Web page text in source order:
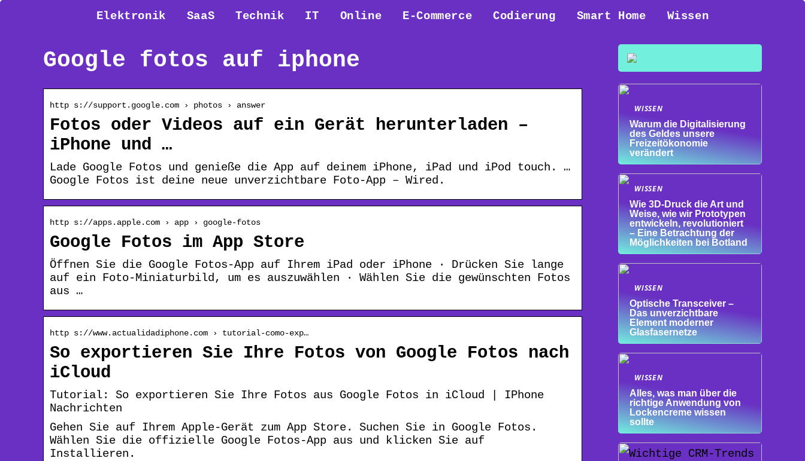
Elektronik SaaS Technik IT Online E-Commerce Codierung Smart Home Wissen
Google fotos auf iphone
http s://support.google.com › photos › answer
Fotos oder Videos auf ein Gerät herunterladen –
iPhone und …
Lade Google Fotos und genieße die App auf deinem iPhone, iPad und iPod touch. …
Google Fotos ist deine neue unverzichtbare Foto-App – Wired.
http s://apps.apple.com › app › google-fotos
Google Fotos im App Store
Öffnen Sie die Google Fotos-App auf Ihrem iPad oder iPhone · Drücken Sie lange
auf ein Foto-Miniaturbild, um es auszuwählen · Wählen Sie die gewünschten Fotos
aus …
http s://www.actualidadiphone.com › tutorial-como-exp…
So exportieren Sie Ihre Fotos von Google Fotos nach
iCloud
Tutorial: So exportieren Sie Ihre Fotos aus Google Fotos in iCloud | IPhone
Nachrichten
Gehen Sie auf Ihrem Apple-Gerät zum App Store. Suchen Sie in Google Fotos.
Wählen Sie die offizielle Google Fotos-App aus und klicken Sie auf
Installieren.
WISSEN
Warum die Digitalisierung
des Geldes unsere
Freizeitökonomie
verändert
WISSEN
Wie 3D-Druck die Art und
Weise, wie wir Prototypen
entwickeln, revolutioniert
– Eine Betrachtung der
Möglichkeiten bei Botland
WISSEN
Optische Transceiver –
Das unverzichtbare
Element moderner
Glasfasernetze
WISSEN
Alles, was man über die
richtige Anwendung von
Lockencreme wissen
sollte